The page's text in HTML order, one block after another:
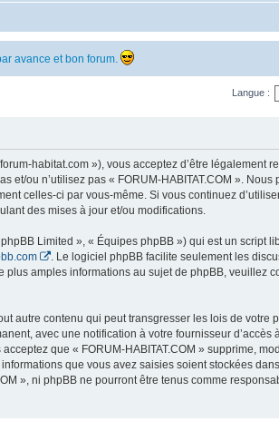
avance et bon forum.
Langue :
habitat.com »), vous acceptez d’être légalement
et/ou n’utilisez pas « FORUM-HABITAT.COM ». Nous
celles-ci par vous-même. Si vous continuez
des mises à jour et/ou modifications.
Limited », « Équipes phpBB ») qui est un script
. Le logiciel phpBB facilite seulement les
plus amples informations au sujet de phpBB, veuillez
autre contenu qui peut transgresser les lois de votre
avec une notification à votre fournisseur d’accès
que « FORUM-HABITAT.COM » supprime,
que vous avez saisies soient stockées
», ni phpBB ne pourront être tenus comme